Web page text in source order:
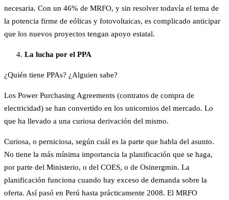
necesaria. Con un 46% de MRFO, y sin resolver todavía el tema de
la potencia firme de eólicas y fotovoltaicas, es complicado anticipar
que los nuevos proyectos tengan apoyo estatal.
La lucha por el PPA
¿Quién tiene PPAs? ¿Alguien sabe?
Los Power Purchasing Agreements (contratos de compra de
electricidad) se han convertido en los unicornios del mercado. Lo
que ha llevado a una curiosa derivación del mismo.
Curiosa, o perniciosa, según cuál es la parte que habla del asunto.
No tiene la más mínima importancia la planificación que se haga,
por parte del Ministerio, o del COES, o de Osinergmin. La
planificación funciona cuando hay exceso de demanda sobre la
oferta. Así pasó en Perú hasta prácticamente 2008. El MRFO